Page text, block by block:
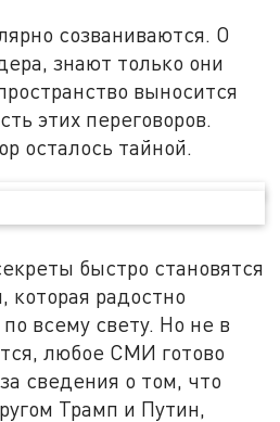
созваниваются. О
знают только они
выносится
этих переговоров.
осталось тайной.
быстро становятся
которая радостно
всему свету. Но не в
любое СМИ готово
сведения о том, что
Трамп и Путин,